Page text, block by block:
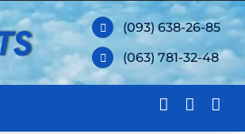
(093) 638-26-85
(063) 781-32-48